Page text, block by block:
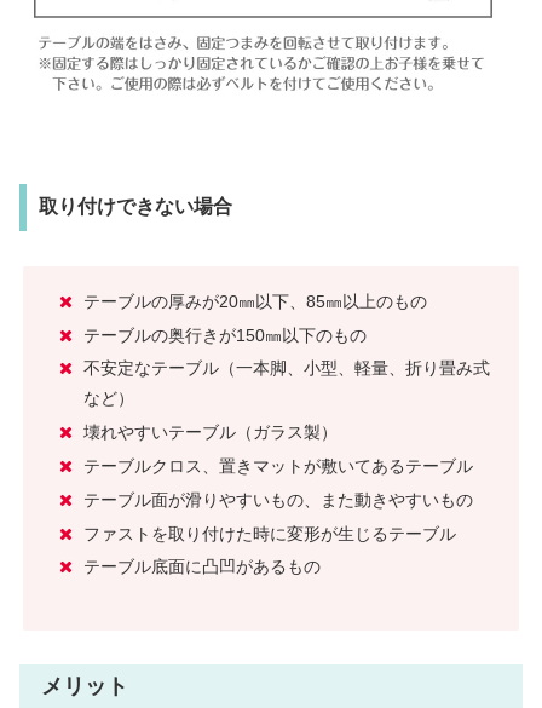
取り付けできない場合
テーブルの厚みが20㎜以下、85㎜以上のもの
テーブルの奥行きが150㎜以下のもの
不安定なテーブル（一本脚、小型、軽量、折り畳み式
など）
壊れやすいテーブル（ガラス製）
テーブルクロス、置きマットが敷いてあるテーブル
テーブル面が滑りやすいもの、また動きやすいもの
ファストを取り付けた時に変形が生じるテーブル
テーブル底面に凸凹があるもの
メリット